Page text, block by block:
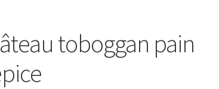
toboggan pain